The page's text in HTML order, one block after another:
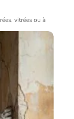
vitrées ou à